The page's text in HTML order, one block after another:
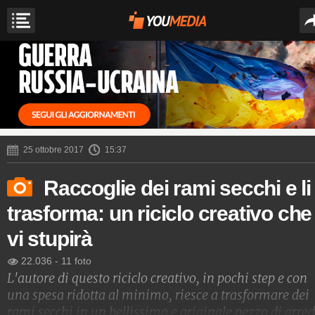
25 ottobre 2017 15:37
Raccoglie dei rami secchi e li
trasforma: un riciclo creativo che
vi stupirà
22.036 - 11 foto
L'autore di questo riciclo creativo, in pochi step e con
una spesa ridotta al minimo, riesce a trasformare dei
rami secchi in un bellissimo e originale pezzo di